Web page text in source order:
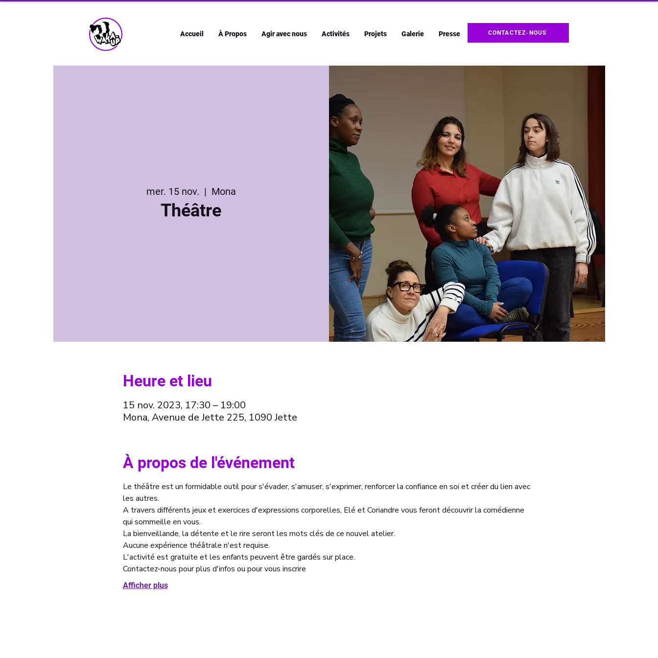
Accueil À Propos Agir avec nous Activités Projets Galerie Presse CONTACTEZ-NOUS
mer. 15 nov.
  |
Mona
Théâtre
Heure et lieu
15 nov. 2023, 17:30 – 19:00
Mona, Avenue de Jette 225, 1090 Jette
À propos de l'événement
Le théâtre est un formidable outil pour s'évader, s'amuser, s'exprimer, renforcer la confiance en soi et créer du lien avec
les autres.
A travers différents jeux et exercices d'expressions corporelles, Elé et Coriandre vous feront découvrir la comédienne
qui sommeille en vous.
La bienveillande, la détente et le rire seront les mots clés de ce nouvel atelier.
Aucune expérience théâtrale n'est requise.
L'activité est gratuite et les enfants peuvent être gardés sur place.
Contactez-nous pour plus d'infos ou pour vous inscrire
Afficher plus